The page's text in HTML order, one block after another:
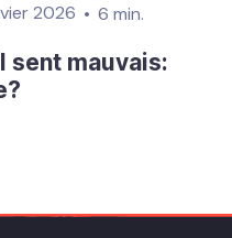
2026 6 min.
sent mauvais: